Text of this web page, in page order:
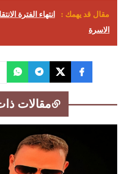
مقال قد يهمك :
الاسرة
مقالات